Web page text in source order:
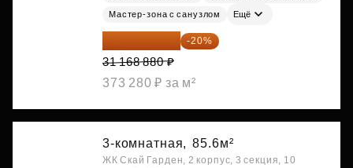
Мастер-зона с санузлом Ещё
24 935 104 ₽ -20%
31 168 880 ₽
373 280 ₽ за м²
3-комнатная, 85.6м²
ЖК Скай Гарден, 2 корпус, 3 секция, 10